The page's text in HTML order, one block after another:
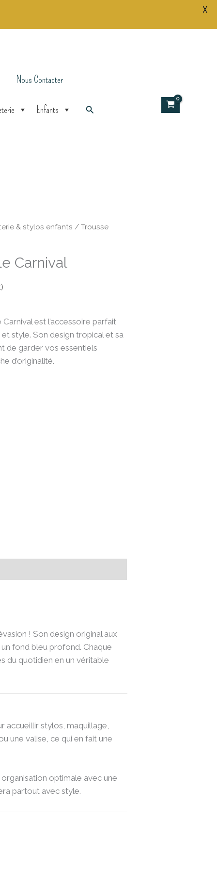
Nous Contacter
Enfants Rechercher
& stylos enfants / Trousse
Carnival
est l’accessoire parfait
style. Son design tropical et sa
de garder vos essentiels
d’originalité.
! Son design original aux
fond bleu profond. Chaque
du quotidien en un véritable
accueillir stylos, maquillage,
une valise, ce qui en fait une
optimale avec une
partout avec style.
X